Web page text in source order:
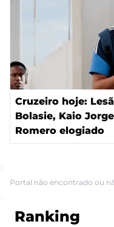
Cruzeiro hoje:
Bolasie, Kaio
Romero elogiado
Portal não encontrado ou
Ranking